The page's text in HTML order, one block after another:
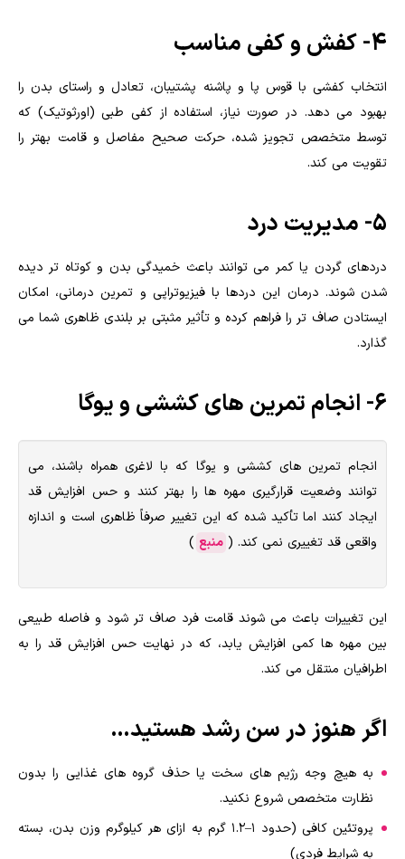
۴- کفش و کفی مناسب
انتخاب کفشی با قوس پا و پاشنه پشتیبان، تعادل و راستای بدن را
بهبود می دهد. در صورت نیاز، استفاده از کفی طبی (اورثوتیک) که
توسط متخصص تجویز شده، حرکت صحیح مفاصل و قامت بهتر را
تقویت می کند.
۵- مدیریت درد
دردهای گردن یا کمر می توانند باعث خمیدگی بدن و کوتاه تر دیده
شدن شوند. درمان این دردها با فیزیوتراپی و تمرین درمانی، امکان
ایستادن صاف تر را فراهم کرده و تأثیر مثبتی بر بلندی ظاهری شما می
گذارد.
6- انجام تمرین های کششی و یوگا
انجام تمرین های کششی و یوگا که با لاغری همراه باشند، می
توانند وضعیت قرارگیری مهره ها را بهتر کنند و حس افزایش قد
ایجاد کنند اما تأکید شده که این تغییر صرفاً ظاهری است و اندازه
واقعی قد تغییری نمی کند. ( منبع )
این تغییرات باعث می شوند قامت فرد صاف تر شود و فاصله طبیعی
بین مهره ها کمی افزایش یابد، که در نهایت حس افزایش قد را به
اطرافیان منتقل می کند.
اگر هنوز در سن رشد هستید…
به هیچ وجه رژیم های سخت یا حذف گروه های غذایی را بدون
نظارت متخصص شروع نکنید.
پروتئین کافی (حدود ۱–۱.۲ گرم به ازای هر کیلوگرم وزن بدن، بسته
به شرایط فردی)